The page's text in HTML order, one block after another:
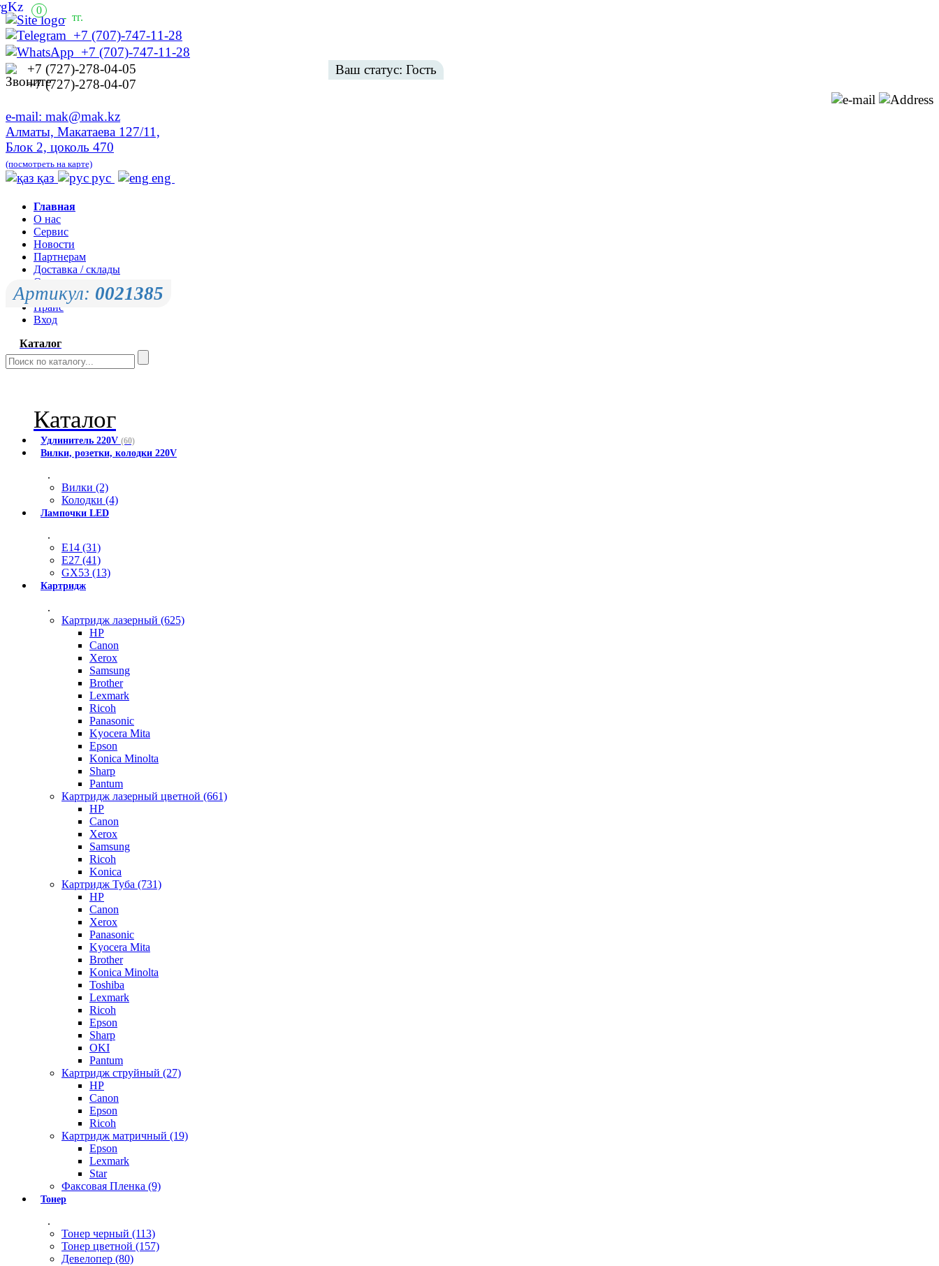
+7 (707)-747-11-28
+7 (707)-747-11-28
+7 (727)-278-04-05
+7 (727)-278-04-07
e-mail: mak@mak.kz
Алматы, Макатаева 127/11,
Блок 2, цоколь 470
(посмотреть на карте)
рус
қаз eng
Ваш статус: Гость
Главная
О нас
Сервис
Новости
Партнерам
Доставка / склады
Оплата
Контакты
Прайс
Вход
Каталог
0
- тг.
Каталог
Удлинитель 220V (60)
Вилки, розетки, колодки 220V
.
Вилки (2)
Колодки (4)
Лампочки LED
.
E14 (31)
E27 (41)
GX53 (13)
Картридж
.
Картридж лазерный (625)
HP
Canon
Xerox
Samsung
Brother
Lexmark
Ricoh
Panasonic
Kyocera Mita
Epson
Konica Minolta
Sharp
Pantum
Картридж лазерный цветной (661)
HP
Canon
Xerox
Samsung
Ricoh
Konica
Картридж Туба (731)
HP
Canon
Xerox
Panasonic
Kyocera Mita
Brother
Konica Minolta
Toshiba
Lexmark
Ricoh
Epson
Sharp
OKI
Pantum
Картридж струйный (27)
HP
Canon
Epson
Ricoh
Картридж матричный (19)
Epson
Lexmark
Star
Факсовая Пленка (9)
Тонер
.
Тонер черный (113)
Тонер цветной (157)
Девелопер (80)
Артикул: 0021385